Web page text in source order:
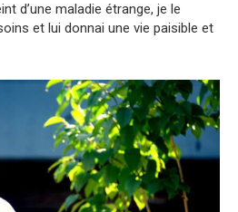
d’une maladie étrange, je le
et lui donnai une vie paisible et